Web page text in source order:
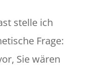
stelle ich
Frage:
Sie wären